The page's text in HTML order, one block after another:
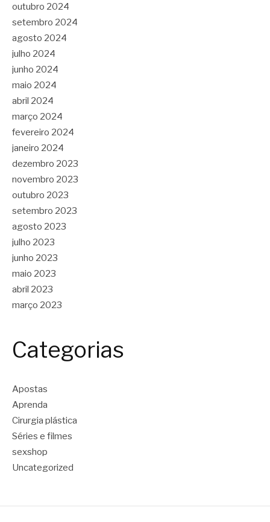
outubro 2024
setembro 2024
agosto 2024
julho 2024
junho 2024
maio 2024
abril 2024
março 2024
fevereiro 2024
janeiro 2024
dezembro 2023
novembro 2023
outubro 2023
setembro 2023
agosto 2023
julho 2023
junho 2023
maio 2023
abril 2023
março 2023
Categorias
Apostas
Aprenda
Cirurgia plástica
Séries e filmes
sexshop
Uncategorized